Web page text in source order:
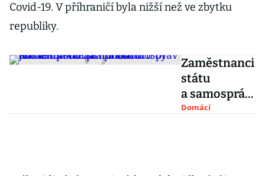
Covid-19. V příhraničí byla nižší než ve zbytku
republiky.
Zaměstnanci
státu
a samospráv
dostanou od
Domácí